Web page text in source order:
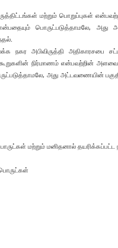
மற்றும் பொறுப்புகள்
பொருட்படுத்தாமலே, அது
அதிகாரசபை
கூறுகளின் நிர்மாணம் என்பவற்றின்
அது அட்டவணையின் பகுதி
மற்றும் மனிதனால்